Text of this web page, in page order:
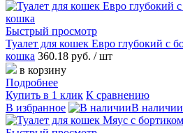
Быстрый просмотр
Туалет для кошек Евро глубокий с
кошка 360.18 руб. / шт
в корзину
Подробнее
Купить в 1 клик К сравнению
В избранное
В наличии